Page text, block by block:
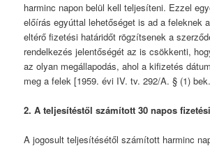
harminc napon belül kell teljesíteni. Ezzel
előírás egyúttal lehetőséget is ad a feleknek
eltérő fizetési határidőt rögzítsenek a
rendelkezés jelentőségét az is csökkenti,
az olyan megállapodás, ahol a kifizetés
meg a felek [1959. évi IV. tv. 292/A. § (1)
2. A teljesítéstől számított 30 napos
A jogosult teljesítésétől számított harminc